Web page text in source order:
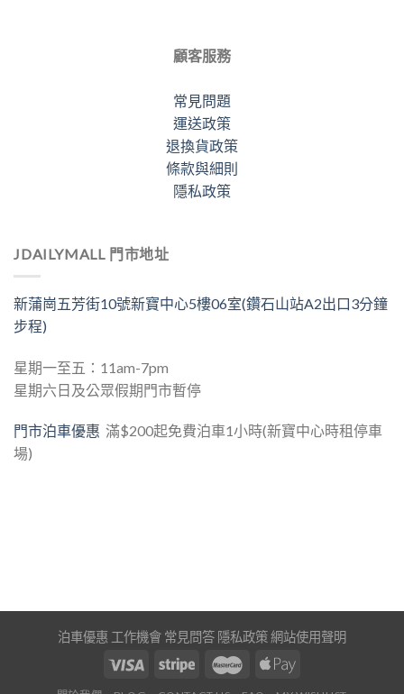
顧客服務
常見問題
運送政策
退換貨政策
條款與細則
隱私政策
JDAILYMALL 門市地址
新蒲崗五芳街10號新寶中心5樓06室(鑽石山站A2出口3分鐘
步程)
星期一至五：11am-7pm
星期六日及公眾假期門市暫停
門市泊車優惠 滿$200起免費泊車1小時(新寶中心時租停車
場)
泊車優惠 工作機會 常見問答 隱私政策網站使用聲明